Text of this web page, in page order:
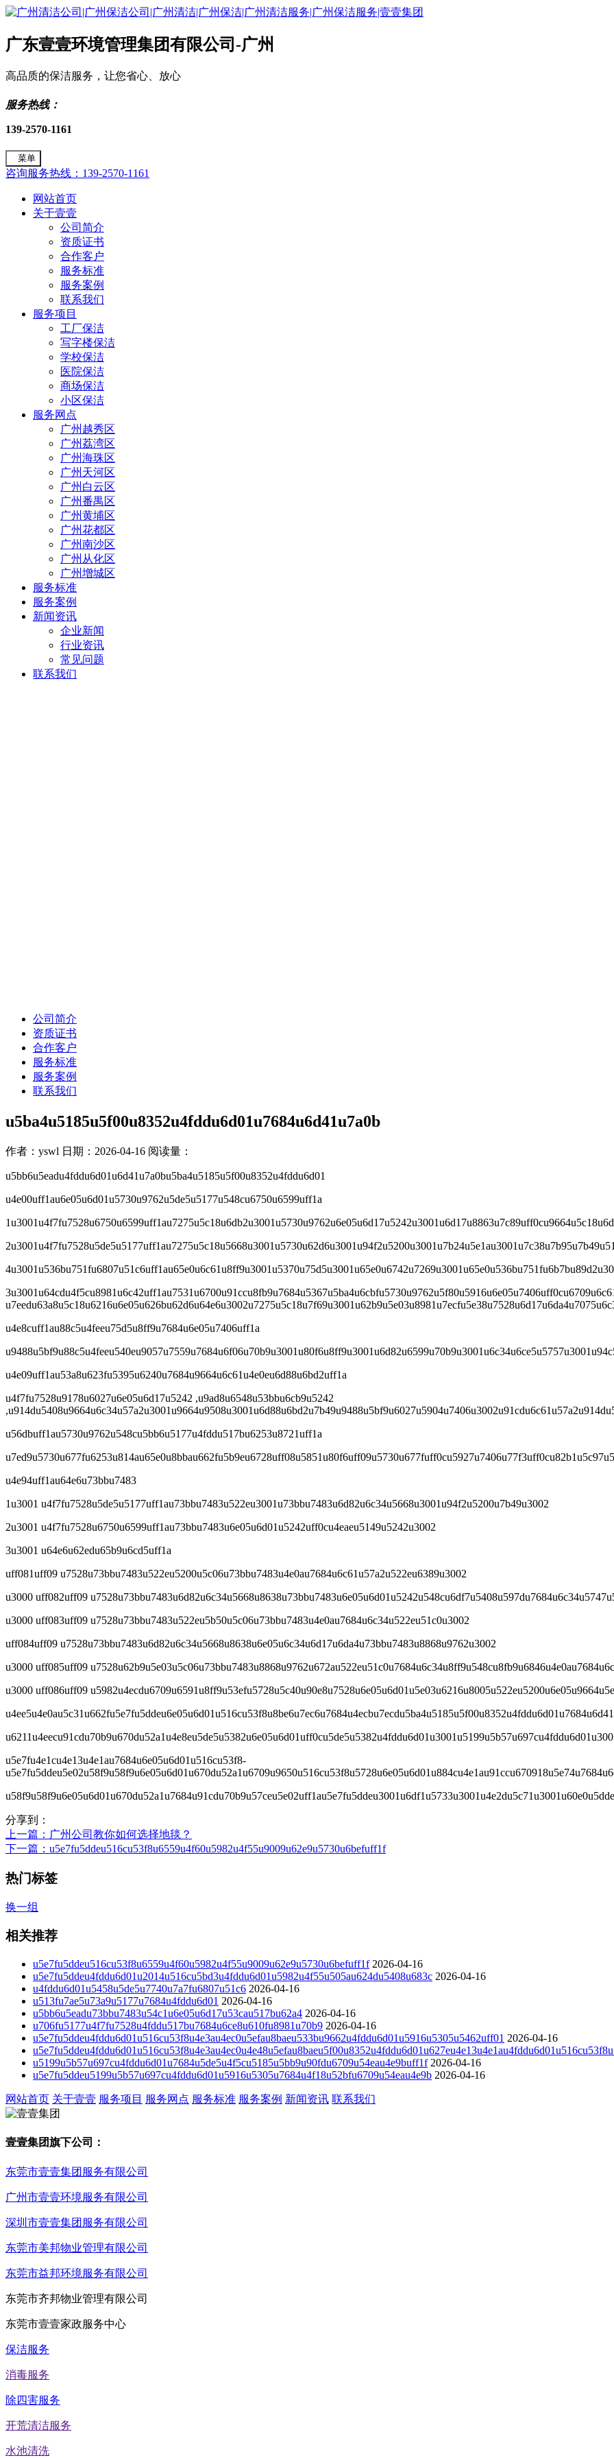
广东壹壹环境管理集团有限公司-广州
高品质的保洁服务，让您省心、放心
服务热线：
139-2570-1161
菜单
咨询服务热线：139-2570-1161
网站首页
关于壹壹
公司简介
资质证书
合作客户
服务标准
服务案例
联系我们
服务项目
工厂保洁
写字楼保洁
学校保洁
医院保洁
商场保洁
小区保洁
服务网点
广州越秀区
广州荔湾区
广州海珠区
广州天河区
广州白云区
广州番禺区
广州黄埔区
广州花都区
广州南沙区
广州从化区
广州增城区
服务标准
服务案例
新闻资讯
企业新闻
行业资讯
常见问题
联系我们
公司简介
资质证书
合作客户
服务标准
服务案例
联系我们
u5ba4u5185u5f00u8352u4fddu6d01u7684u6d41u7a0b
作者：yswl 日期：2026-04-16 阅读量：
u5bb6u5eadu4fddu6d01u6d41u7a0bu5ba4u5185u5f00u8352u4fddu6d01
u4e00uff1au6e05u6d01u5730u9762u5de5u5177u548cu6750u6599uff1a
u4e8cuff1au88c5u4feeu75d5u8ff9u7684u6e05u7406uff1a
u4e09uff1au53a8u623fu5395u6240u7684u9664u6c61u4e0eu6d88u6bd2uff1a
u4f7fu7528u9178u6027u6e05u6d17u5242 ,u9ad8u6548u53bbu6cb9u5242
u56dbuff1au5730u9762u548cu5bb6u5177u4fddu517bu6253u8721uff1a
u4e94uff1au64e6u73bbu7483
1u3001 u4f7fu7528u5de5u5177uff1au73bbu7483u522eu3001u73bbu7483u6d82u6c34u5668u3001u94f2u5200u7b49u3002
2u3001 u4f7fu7528u6750u6599uff1au73bbu7483u6e05u6d01u5242uff0cu4eaeu5149u5242u3002
3u3001 u64e6u62edu65b9u6cd5uff1a
uff081uff09 u7528u73bbu7483u522eu5200u5c06u73bbu7483u4e0au7684u6c61u57a2u522eu6389u3002
u3000 uff082uff09
u3000 uff083uff09 u7528u73bbu7483u522eu5b50u5c06u73bbu7483u4e0au7684u6c34u522eu51c0u3002
uff084uff09 u7528u73bbu7483u6d82u6c34u5668u8638u6e05u6c34u6d17u6da4u73bbu7483u8868u9762u3002
u3000 uff085uff09
u3000 uff086uff09
u5e7fu4e1cu4e13u4e1au7684u6e05u6d01u516cu53f8-
分享到：
上一篇 ：广州公司教你如何选择地毯？
下一篇 ：u5e7fu5ddeu516cu53f8u6559u4f60u5982u4f55u9009u62e9u5730u6befuff1f
热门标签
换一组
相关推荐
u5e7fu5ddeu516cu53f8u6559u4f60u5982u4f55u9009u62e9u5730u6befuff1f 2026-04-16
u5e7fu5ddeu4fddu6d01u2014u516cu5bd3u4fddu6d01u5982u4f55u505au624du5408u683c 2026-04-16
u4fddu6d01u5458u5de5u7740u7a7fu6807u51c6 2026-04-16
u513fu7ae5u73a9u5177u7684u4fddu6d01 2026-04-16
u5bb6u5eadu73bbu7483u54c1u6e05u6d17u53cau517bu62a4 2026-04-16
u706fu5177u4f7fu7528u4fddu517bu7684u6ce8u610fu8981u70b9 2026-04-16
u5e7fu5ddeu4fddu6d01u516cu53f8u4e3au4ec0u5efau8baeu533bu9662u4fddu6d01u5916u5305u5462uff01 2026-04-16
u5199u5b57u697cu4fddu6d01u7684u5de5u4f5cu5185u5bb9u90fdu6709u54eau4e9buff1f 2026-04-16
u5e7fu5ddeu5199u5b57u697cu4fddu6d01u5916u5305u7684u4f18u52bfu6709u54eau4e9b 2026-04-16
网站首页 关于壹壹 服务项目 服务网点 服务标准 服务案例 新闻资讯 联系我们
壹壹集团旗下公司：
东莞市壹壹集团服务有限公司
广州市壹壹环境服务有限公司
深圳市壹壹集团服务有限公司
东莞市美邦物业管理有限公司
东莞市益邦环境服务有限公司
东莞市齐邦物业管理有限公司
东莞市壹壹家政服务中心
保洁服务
消毒服务
除四害服务
开荒清洁服务
水池清洗